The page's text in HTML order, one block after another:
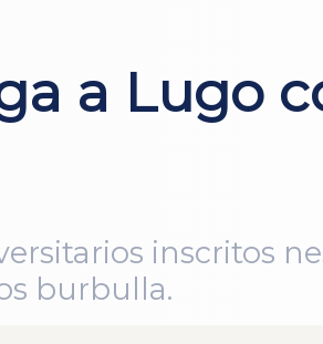
a Lugo
inscritos
burbulla.